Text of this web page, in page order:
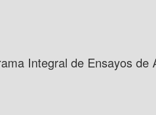
Integral de Ensayos de